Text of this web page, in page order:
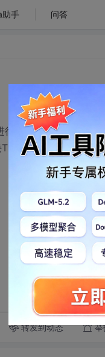
助手 问答
绑定，于是就删除现
，在网上搜了半天
转发到动态 举